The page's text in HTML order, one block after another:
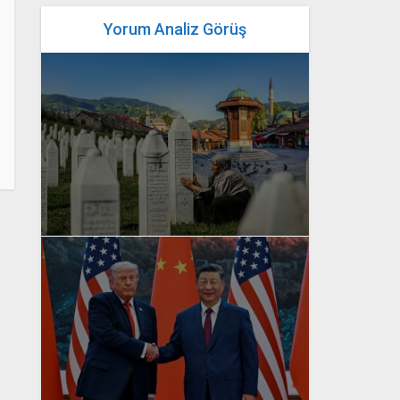
Yorum Analiz Görüş
yazan Bahri Ak
yazanBahri Ak